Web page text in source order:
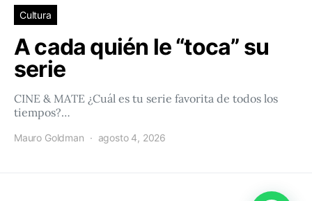
Cultura
A cada quién le “toca” su
serie
CINE & MATE ¿Cuál es tu serie favorita de todos los
tiempos?…
Mauro Goldman agosto 4, 2026